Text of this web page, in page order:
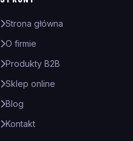
Strona główna
O firmie
Produkty B2B
Sklep online
Blog
Kontakt